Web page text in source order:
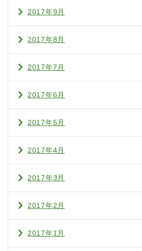
2017年9月
2017年8月
2017年7月
2017年6月
2017年5月
2017年4月
2017年3月
2017年2月
2017年1月